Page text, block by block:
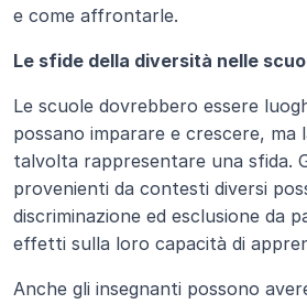
e come affrontarle.
Le sfide della diversità nelle
Le scuole dovrebbero essere
possano imparare e crescere, ma
talvolta rappresentare una sfida.
provenienti da contesti diversi
discriminazione ed esclusione da
effetti sulla loro capacità di
Anche gli insegnanti possono